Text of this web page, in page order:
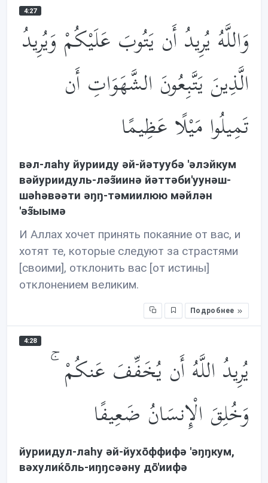
4:27
وَاللَّهُ يُرِيدُ أَن يَتُوبَ عَلَيْكُمْ وَيُرِيدُ
الَّذِينَ يَتَّبِعُونَ الشَّهَوَاتِ أَن
تَمِيلُوا مَيْلًا عَظِيمًا
вəл-лаhу йурииду əй-йəтуубə 'əлэйкум
вəйуриидуль-лəз̃иинə йəттəби'уунəш-
шəhəвəəти əŋŋ-тəмиилюю мəйлəн
'əз̃ыымə
И Аллах хочет принять покаяние от вас, и
хотят те, которые следуют за страстями
[своими], отклонить вас [от истины]
отклонением великим.
Подробнее
4:28
يُرِيدُ اللَّهُ أَن يُخَفِّفَ عَنكُمْ ۚ
وَخُلِقَ الْإِنسَانُ ضَعِيفًا
йуриидул-лаhу əй-йухōффифə 'əŋŋкум,
вəхулиќōль-иŋŋсəəну дō'иифə